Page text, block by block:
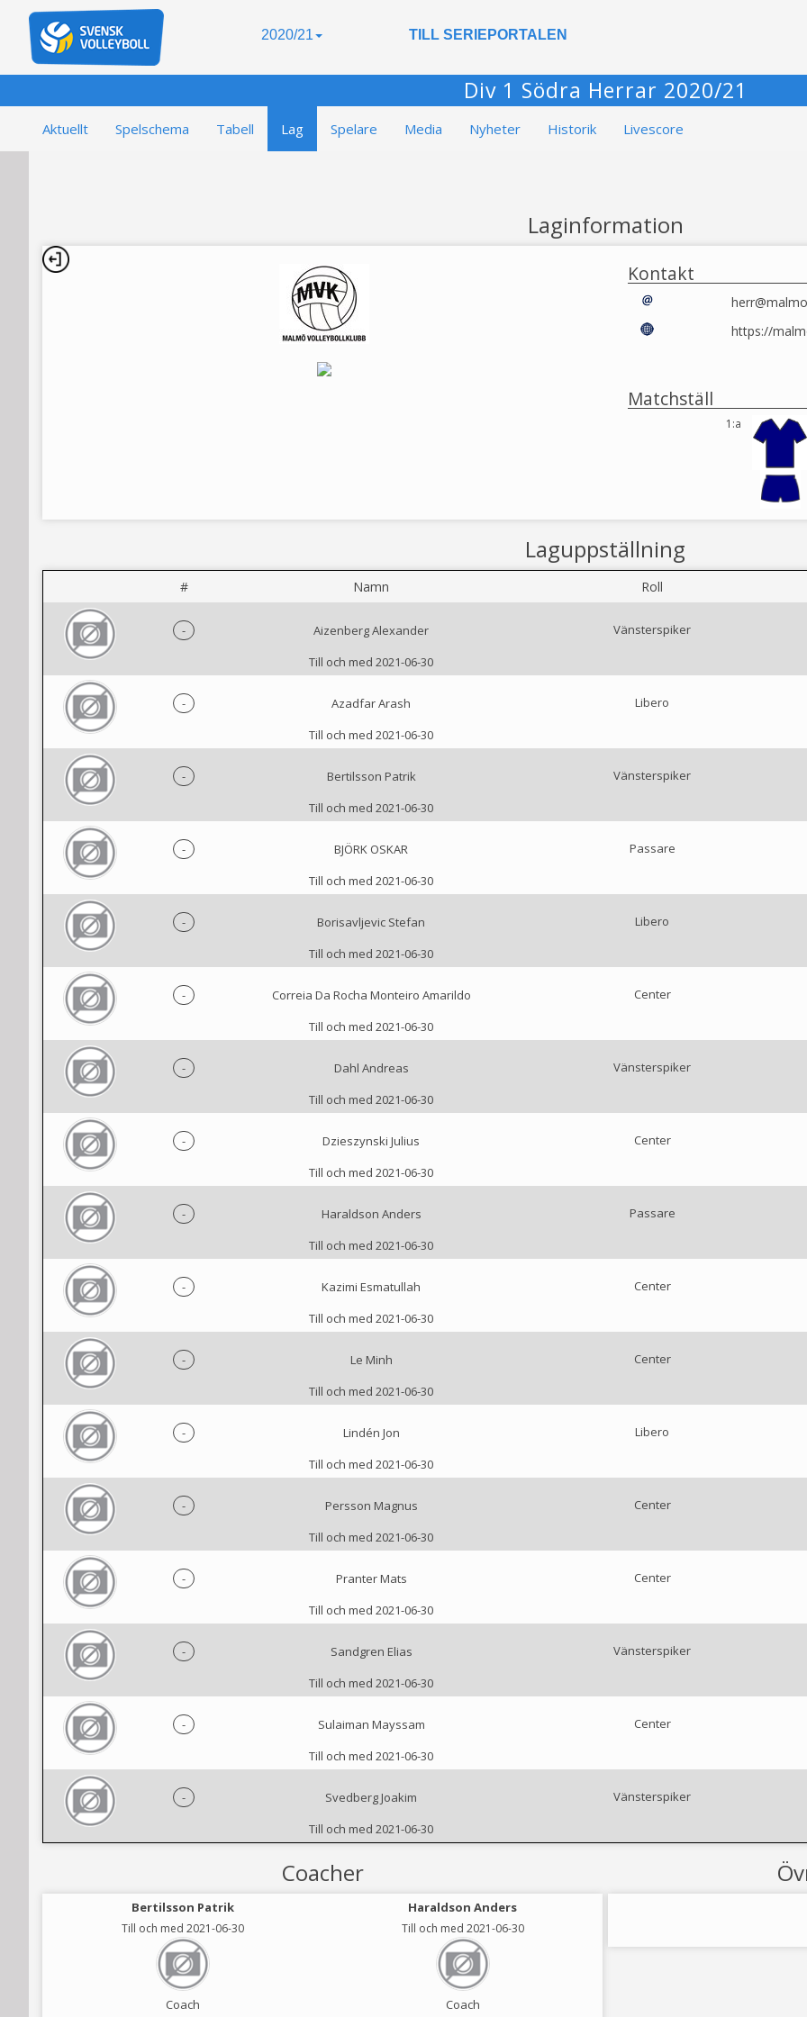
2020/21 TILL SERIEPORTALEN
Div 1 Södra Herrar 2020/21
Aktuellt Spelschema Tabell Lag Spelare Media Nyheter Historik Livescore
Laginformation
Kontakt
https://
Matchställ
1:a
Laguppställning
# Namn Roll
-
Aizenberg Alexander
Till och med 2021-06-30
Vänsterspiker
-
Azadfar Arash
Till och med 2021-06-30
Libero
-
Bertilsson Patrik
Till och med 2021-06-30
Vänsterspiker
-
BJÖRK OSKAR
Till och med 2021-06-30
Passare
-
Borisavljevic Stefan
Till och med 2021-06-30
Libero
-
Correia Da Rocha Monteiro Amarildo
Till och med 2021-06-30
Center
-
Dahl Andreas
Till och med 2021-06-30
Vänsterspiker
-
Dzieszynski Julius
Till och med 2021-06-30
Center
-
Haraldson Anders
Till och med 2021-06-30
Passare
-
Kazimi Esmatullah
Till och med 2021-06-30
Center
-
Le Minh
Till och med 2021-06-30
Center
-
Lindén Jon
Till och med 2021-06-30
Libero
-
Persson Magnus
Till och med 2021-06-30
Center
-
Pranter Mats
Till och med 2021-06-30
Center
-
Sandgren Elias
Till och med 2021-06-30
Vänsterspiker
-
Sulaiman Mayssam
Till och med 2021-06-30
Center
-
Svedberg Joakim
Till och med 2021-06-30
Vänsterspiker
Coacher
Bertilsson Patrik
Till och med 2021-06-30
Coach
Haraldson Anders
Till och med 2021-06-30
Coach